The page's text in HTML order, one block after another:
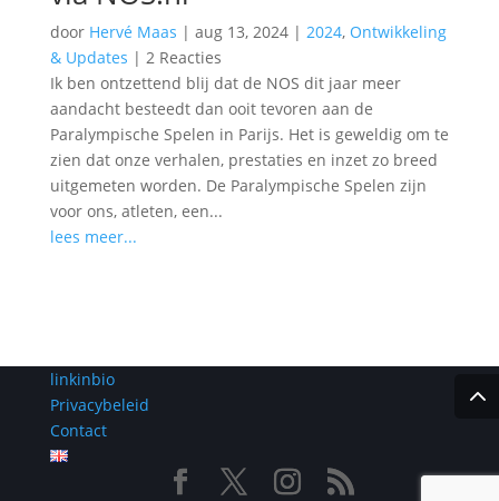
door Hervé Maas | aug 13, 2024| 2024, Ontwikkeling
& Updates | 2 Reacties
Ik ben ontzettend blij dat de NOS dit jaar meer
aandacht besteedt dan ooit tevoren aan de
Paralympische Spelen in Parijs. Het is geweldig om te
zien dat onze verhalen, prestaties en inzet zo breed
uitgemeten worden. De Paralympische Spelen zijn
voor ons, atleten, een...
lees meer...
linkinbio
Privacybeleid
Contact